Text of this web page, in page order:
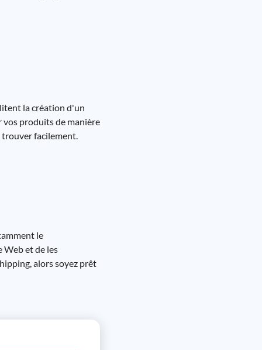
la création d'un
vos produits de manière
trouver facilement.
le
Web et de les
alors soyez prêt